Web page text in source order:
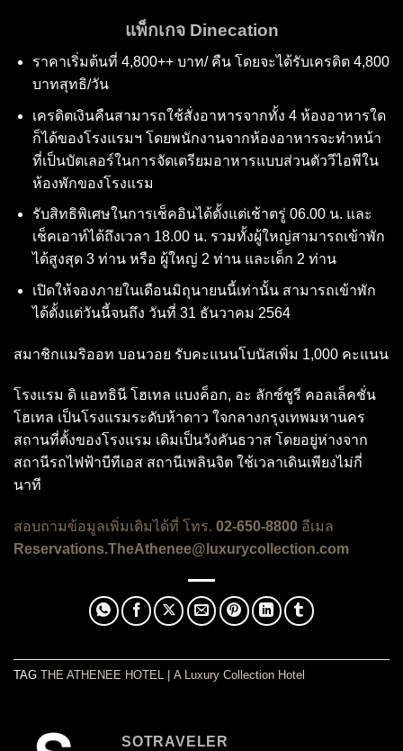
แพ็กเกจ Dinecation
ราคาเริ่มต้นที่ 4,800++ บาท/ คืน โดยจะได้รับเครดิต 4,800
บาทสุทธิ/วัน
เครดิตเงินคืนสามารถใช้สั่งอาหารจากทั้ง 4 ห้องอาหารใด
ก็ได้ของโรงแรมฯ โดยพนักงานจากห้องอาหารจะทำหน้า
ที่เป็นบัตเลอร์ในการจัดเตรียมอาหารแบบส่วนตัววีไอพีใน
ห้องพักของโรงแรม
รับสิทธิพิเศษในการเช็คอินได้ตั้งแต่เช้าตรู่ 06.00 น. และ
เช็คเอาท์ได้ถึงเวลา 18.00 น. รวมทั้งผู้ใหญ่สามารถเข้าพัก
ได้สูงสุด 3 ท่าน หรือ ผู้ใหญ่ 2 ท่าน และเด็ก 2 ท่าน
เปิดให้จองภายในเดือนมิถุนายนนี้เท่านั้น สามารถเข้าพัก
ได้ตั้งแต่วันนี้จนถึง วันที่ 31 ธันวาคม 2564
สมาชิกแมริออท บอนวอย รับคะแนนโบนัสเพิ่ม 1,000 คะแนน
โรงแรม ดิ แอทธินี โฮเทล แบงค็อก, อะ ลักซ์ชูรี คอลเล็คชั่น
โฮเทล เป็นโรงแรมระดับห้าดาว ใจกลางกรุงเทพมหานคร
สถานที่ตั้งของโรงแรม เดิมเป็นวังคันธวาส โดยอยู่ห่างจาก
สถานีรถไฟฟ้าบีทีเอส สถานีเพลินจิต ใช้เวลาเดินเพียงไม่กี่
นาที
สอบถามข้อมูลเพิ่มเติมได้ที่ โทร. 02-650-8800 อีเมล
Reservations.TheAthenee@luxurycollection.com
TAG THE ATHENEE HOTEL | A Luxury Collection Hotel
SOTRAVELER